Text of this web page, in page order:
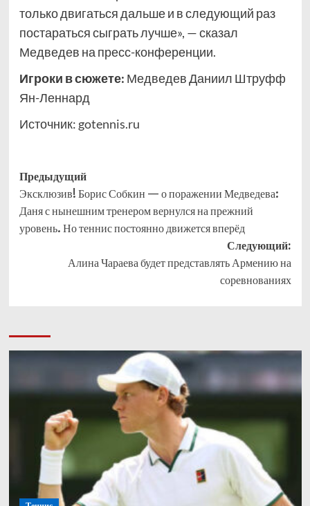
только двигаться дальше и в следующий раз
постараться сыграть лучше», — сказал
Медведев на пресс-конференции.
Игроки в сюжете: Медведев Даниил Штруфф
Ян-Леннард
Источник: gotennis.ru
Навигация
записи
Предыдущий
Эксклюзив! Борис Собкин — о поражении Медведева:
Даня с нынешним тренером вернулся на прежний
уровень. Но теннис постоянно движется вперёд
Следующий:
Алина Чараева будет представлять Армению на
соревнованиях